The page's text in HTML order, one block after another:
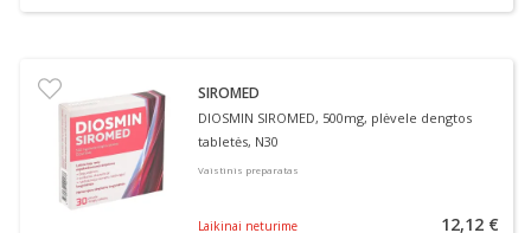
SIROMED
DIOSMIN SIROMED, 500mg, plėvele dengtos
tabletės, N30
Vaistinis preparatas
Laikinai neturime 12,12 €